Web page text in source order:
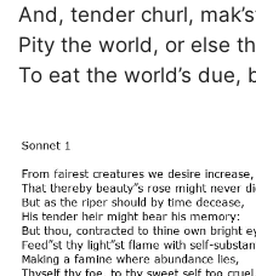
And, tender churl,
Pity the world, or else
To eat the world’s due,